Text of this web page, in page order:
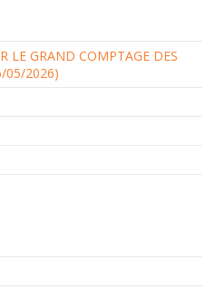
LE GRAND COMPTAGE DES
05/2026)